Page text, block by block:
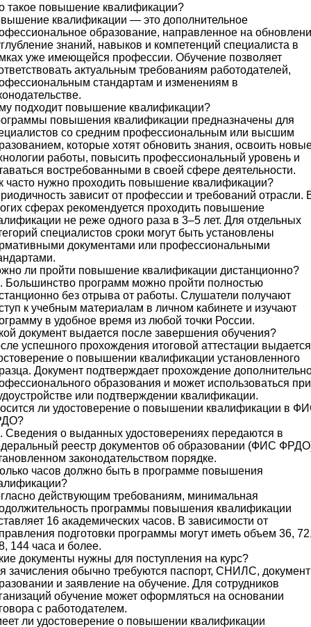
такое повышение квалификации?
квалификации — это дополнительное
образование, направленное на
знаний, навыков и компетенций специалиста в
уже имеющейся профессии. Обучение позволяет
актуальным требованиям работодателей,
стандартам и изменениям в
подходит повышение квалификации?
повышения квалификации предназначены для
со средним профессиональным или высшим
которые хотят обновить знания, освоить
работы, повысить профессиональный уровень и
востребованными в своей сфере деятельности.
часто нужно проходить повышение квалификации?
зависит от профессии и требований отрасли.
сферах рекомендуется проходить повышение
не реже одного раза в 3–5 лет. Для отдельных
специалистов сроки могут быть установлены
документами или профессиональными
ли пройти повышение квалификации дистанционно?
Большинство программ можно пройти полностью
без отрыва от работы. Слушатели получают
к учебным материалам в личном кабинете и изучают
в удобное время из любой точки России.
документ выдается после завершения обучения?
успешного прохождения итоговой аттестации выдается
о повышении квалификации установленного
Документ подтверждает прохождение
образования и может использоваться при
или подтверждении квалификации.
ли удостоверение о повышении квалификации в
Сведения о выданных удостоверениях передаются в
реестр документов об образовании (ФИС
законодательством порядке.
часов должно быть в программе повышения
действующим требованиям, минимальная
программы повышения квалификации
16 академических часов. В зависимости от
подготовки программы могут иметь объем 36,
144 часа и более.
документы нужны для поступления на курс?
зачисления обычно требуются паспорт, СНИЛС,
и заявление на обучение. Для сотрудников
обучение может оформляться на основании
с работодателем.
ли удостоверение о повышении квалификации